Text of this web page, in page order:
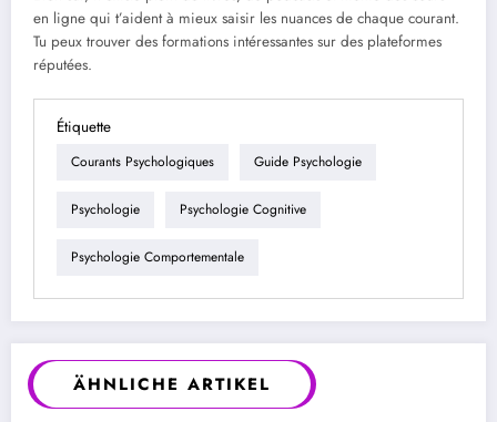
en ligne qui t’aident à mieux saisir les nuances de chaque courant.
Tu peux trouver des formations intéressantes sur des plateformes
réputées.
Étiquette
Courants Psychologiques Guide Psychologie
Psychologie Psychologie Cognitive
Psychologie Comportementale
ÄHNLICHE ARTIKEL